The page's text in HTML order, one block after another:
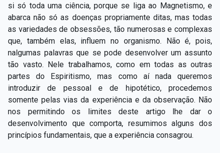
si só toda uma ciência, porque se liga ao Magnetismo, e
abarca não só as doenças propriamente ditas, mas todas
as variedades de obsessões, tão numerosas e complexas
que, também elas, influem no organismo. Não é, pois,
nalgumas palavras que se pode desenvolver um assunto
tão vasto. Nele trabalhamos, como em todas as outras
partes do Espiritismo, mas como aí nada queremos
introduzir de pessoal e de hipotético, procedemos
somente pelas vias da experiência e da observação. Não
nos permitindo os limites deste artigo lhe dar o
desenvolvimento que comporta, resumimos alguns dos
princípios fundamentais, que a experiência consagrou.